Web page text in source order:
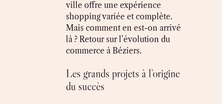
ville offre une expérience
shopping variée et complète.
Mais comment en est-on arrivé
là ? Retour sur l’évolution du
commerce à Béziers.
Les grands projets à l’origine
du succès